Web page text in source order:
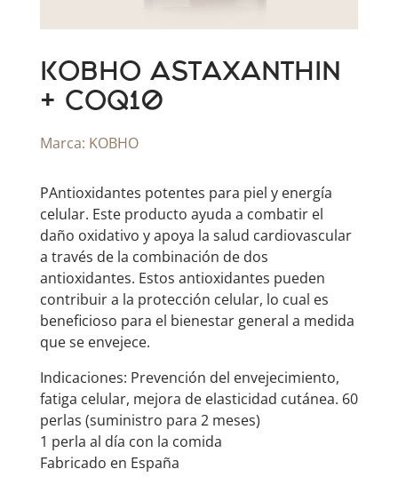
KOBHO ASTAXANTHIN
+ COQ10
Marca: KOBHO
PAntioxidantes potentes para piel y energía
celular. Este producto ayuda a combatir el
daño oxidativo y apoya la salud cardiovascular
a través de la combinación de dos
antioxidantes. Estos antioxidantes pueden
contribuir a la protección celular, lo cual es
beneficioso para el bienestar general a medida
que se envejece.
Indicaciones: Prevención del envejecimiento,
fatiga celular, mejora de elasticidad cutánea. 60
perlas (suministro para 2 meses)
1 perla al día con la comida
Fabricado en España